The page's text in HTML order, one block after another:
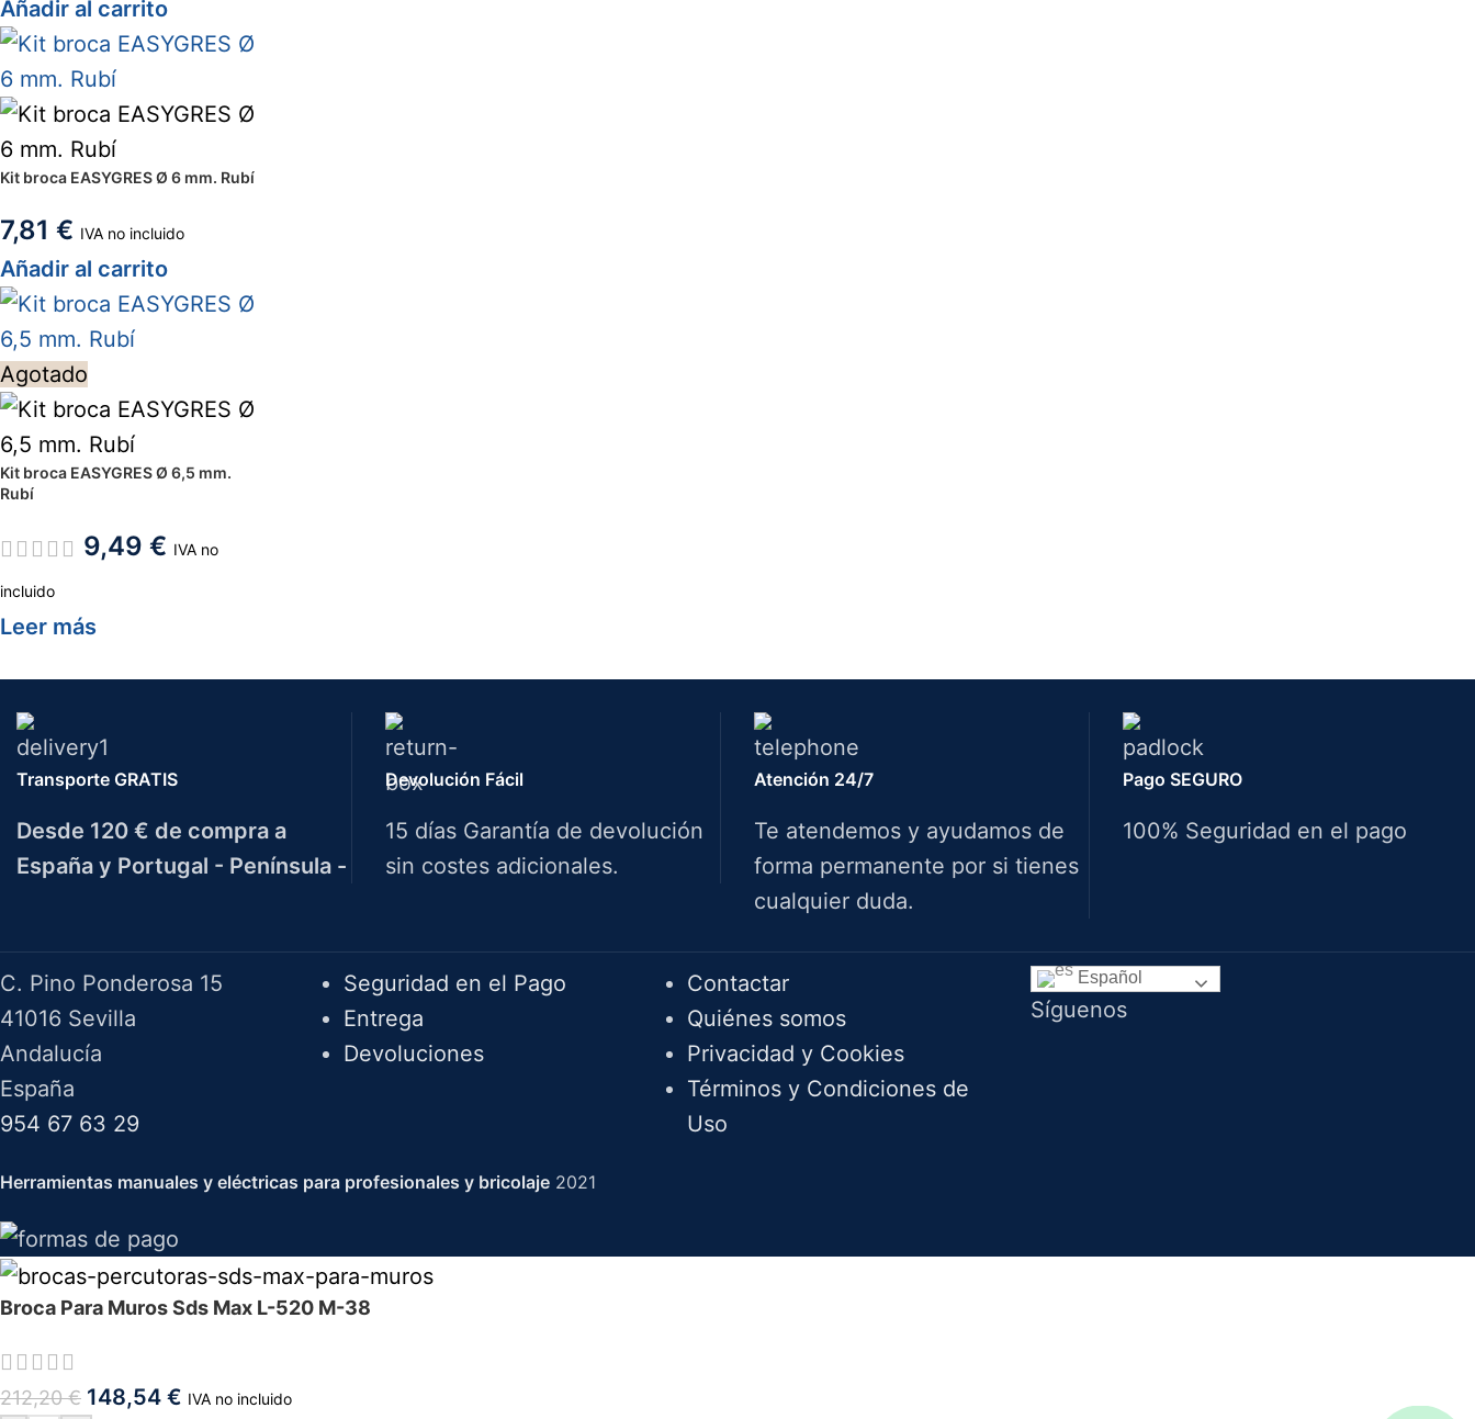
Añadir al carrito
Kit broca EASYGRES Ø 6 mm. Rubí
7,81 € IVA no incluido
Añadir al carrito
Agotado
Kit broca EASYGRES Ø 6,5 mm.
Rubí
9,49 € IVA no
incluido
Leer más
Transporte GRATIS
Desde 120 € de compra a
España y Portugal - Península -
Devolución Fácil
15 días Garantía de devolución
sin costes adicionales.
Atención 24/7
Te atendemos y ayudamos de
forma permanente por si tienes
cualquier duda.
Pago SEGURO
100% Seguridad en el pago
C. Pino Ponderosa 15
41016 Sevilla
Andalucía
España
954 67 63 29
Seguridad en el Pago
Entrega
Devoluciones
Contactar
Quiénes somos
Privacidad y Cookies
Términos y Condiciones de
Uso
Idiomas
Español
Síguenos
Herramientas manuales y eléctricas para profesionales y bricolaje 2021
Broca Para Muros Sds Max L-520 M-38
212,20€ 148,54 € IVA no incluido